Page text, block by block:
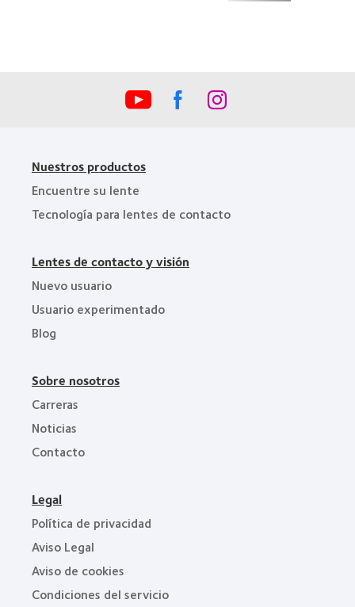
Nuestros productos
Encuentre su lente
Tecnología para lentes de contacto
Lentes de contacto y visión
Nuevo usuario
Usuario experimentado
Blog
Sobre nosotros
Carreras
Noticias
Contacto
Legal
Política de privacidad
Aviso Legal
Aviso de cookies
Condiciones del servicio